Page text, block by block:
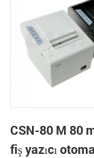
CSN-80 M 80
fiş yazıcı